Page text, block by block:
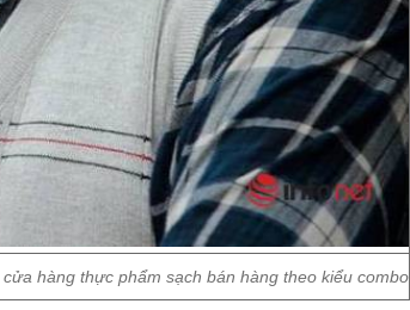
hàng thực phẩm sạch bán hàng theo kiểu combo